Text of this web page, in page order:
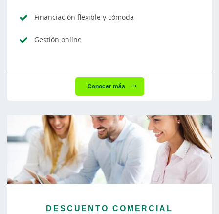
Financiación flexible y cómoda
Gestión online
Conocer más
DESCUENTO COMERCIAL